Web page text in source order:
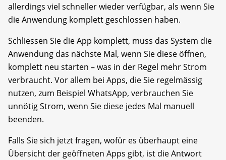
allerdings viel schneller wieder verfügbar, als wenn Sie
die Anwendung komplett geschlossen haben.
Schliessen Sie die App komplett, muss das System die
Anwendung das nächste Mal, wenn Sie diese öffnen,
komplett neu starten – was in der Regel mehr Strom
verbraucht. Vor allem bei Apps, die Sie regelmässig
nutzen, zum Beispiel WhatsApp, verbrauchen Sie
unnötig Strom, wenn Sie diese jedes Mal manuell
beenden.
Falls Sie sich jetzt fragen, wofür es überhaupt eine
Übersicht der geöffneten Apps gibt, ist die Antwort